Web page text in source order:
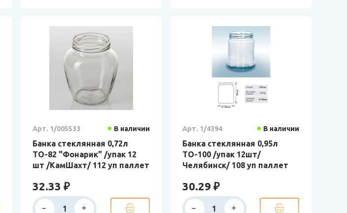
Арт. 1/005533 В наличии
Банка стеклянная 0,72л
ТО-82 "Фонарик" /упак 12
шт /КамШахт/ 112 уп паллет
32.33 ₽
Арт. 1/4394 В наличии
Банка стеклянная 0,95л
ТО-100 /упак 12шт/
Челябинск/ 108 уп паллет
30.29 ₽